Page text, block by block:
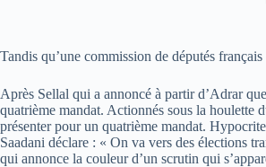
Tandis qu’une commission de députés
Après Sellal qui a annoncé à partir d’Adrar
quatrième mandat. Actionnés sous la houlette
présenter pour un quatrième mandat.
Saadani déclare : « On va vers des élections
qui annonce la couleur d’un scrutin qui